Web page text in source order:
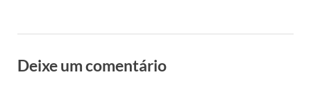
Deixe um comentário